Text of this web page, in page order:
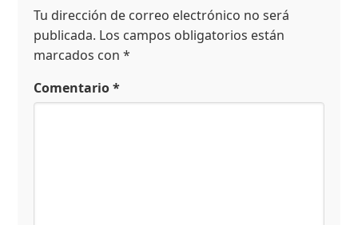
Tu dirección de correo electrónico no será
publicada. Los campos obligatorios están
marcados con*
Comentario*